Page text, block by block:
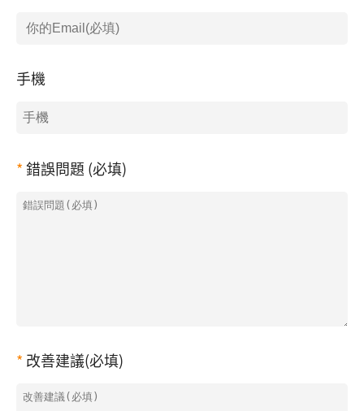
手機
錯誤問題 (必填)
改善建議(必填)